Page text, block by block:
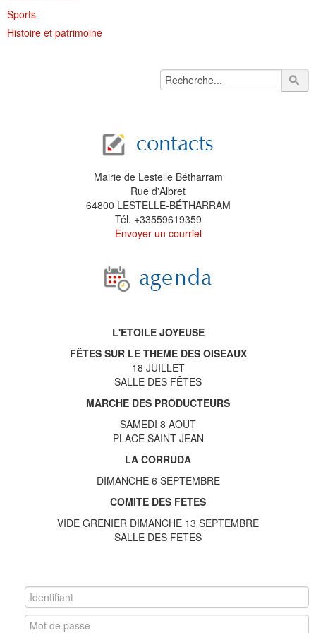
Sports
Histoire et patrimoine
Mairie de Lestelle Bétharram
Rue d'Albret
64800 LESTELLE-BÉTHARRAM
Tél. +33559619359
Envoyer un courriel
L'ETOILE JOYEUSE
FÊTES SUR LE THEME DES OISEAUX
18 JUILLET
SALLE DES FÊTES
MARCHE DES PRODUCTEURS
SAMEDI 8 AOUT
PLACE SAINT JEAN
LA CORRUDA
DIMANCHE 6 SEPTEMBRE
COMITE DES FETES
VIDE GRENIER DIMANCHE 13 SEPTEMBRE
SALLE DES FETES